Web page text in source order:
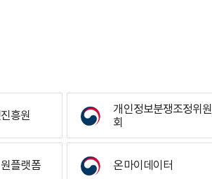
흥원
개인정보분쟁조정위원
회
플랫폼 온마이데이터